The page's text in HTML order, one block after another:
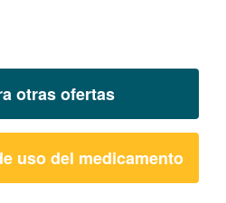
otras ofertas
uso del medicamento